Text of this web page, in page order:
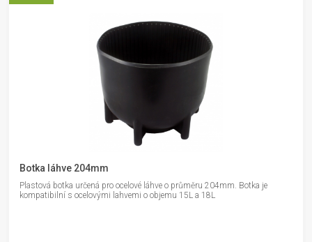
Botka láhve 204mm
Plastová botka určená pro ocelové láhve o průměru 204mm. Botka je
kompatibilní s ocelovými lahvemi o objemu 15L a 18L